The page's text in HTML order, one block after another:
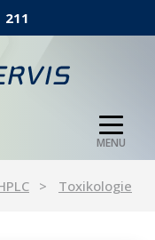
211
MENU
Toxikologie